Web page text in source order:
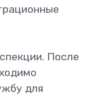
После
для